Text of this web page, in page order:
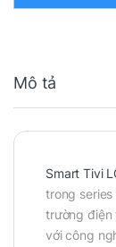
Mô tả
Smart Tivi
trong
trường điện
với công